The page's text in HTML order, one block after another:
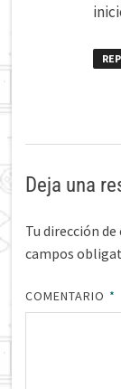
Deja una
Tu dirección
campos
COMENTARIO *